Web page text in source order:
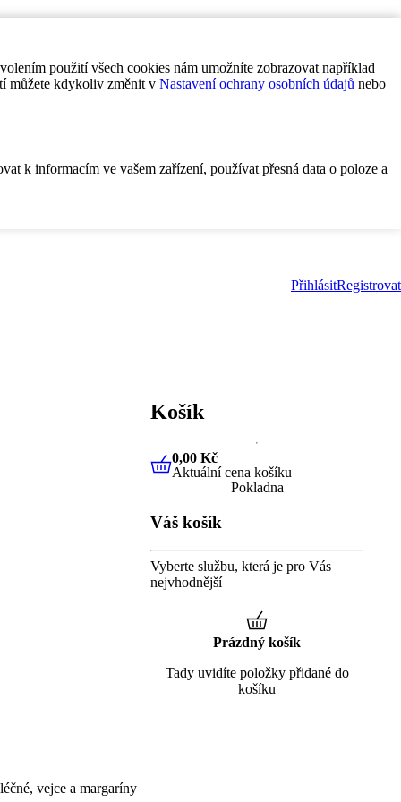
použití všech cookies nám umožníte zobrazovat například
můžete kdykoliv změnit v Nastavení ochrany osobních údajů nebo
k informacím ve vašem zařízení, používat přesná data o poloze a
PřihlásitRegistrovat
vejce a margaríny
Košík
0,00 KčAktuální cena košíku
0,00 Kč
Aktuální cena košíku
Pokladna
Váš košík
Vyberte službu, která je pro Vás
nejvhodnější
Prázdný košík
Tady uvidíte položky přidané do
košíku